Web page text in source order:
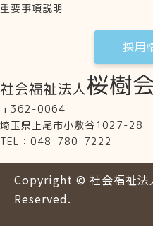
重要事項説明
採用
〒362-0064
埼玉県上尾市小敷谷1027-28
TEL：048-780-7222
Copyright © 社会福祉法
Reserved.